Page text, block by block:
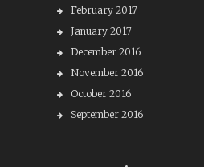
February 2017
January 2017
December 2016
November 2016
October 2016
September 2016